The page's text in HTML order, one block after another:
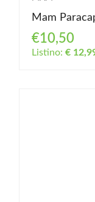
Mam
€10,50
Listino: €